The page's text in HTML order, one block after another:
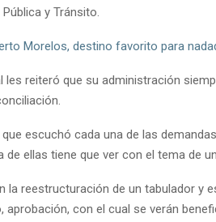
y Tránsito.
Morelos, destino favorito para
les reiteró que su administración
escuchó cada una de las
de ellas tiene que ver con el tema de
la reestructuración de un tabulador y
aprobación, con el cual se verán